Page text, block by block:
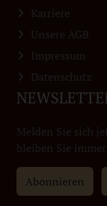
Karriere
Unsere AGB
Impressum
Datenschutz
Melden Sie sich
bleiben Sie
Abonnieren